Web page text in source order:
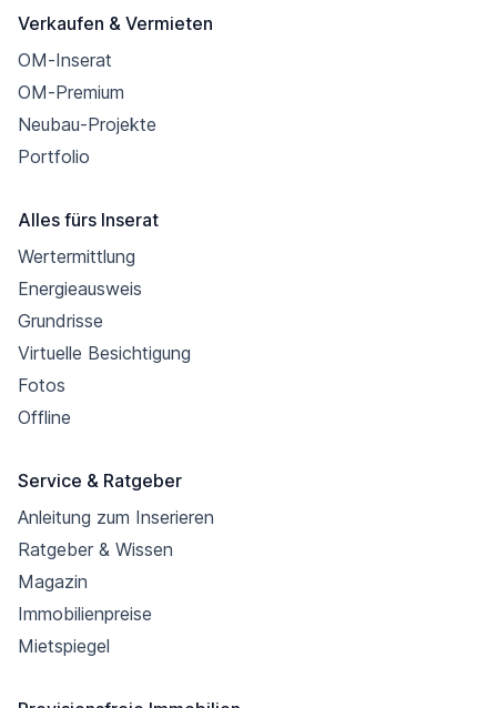
Verkaufen & Vermieten
OM-Inserat
OM-Premium
Neubau-Projekte
Portfolio
Alles fürs Inserat
Wertermittlung
Energieausweis
Grundrisse
Virtuelle Besichtigung
Fotos
Offline
Service & Ratgeber
Anleitung zum Inserieren
Ratgeber & Wissen
Magazin
Immobilienpreise
Mietspiegel